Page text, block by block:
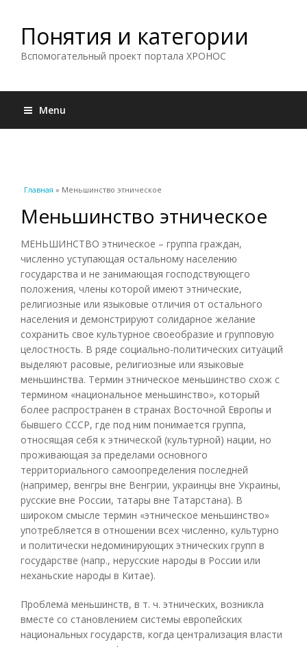
Понятия и категории
Вспомогательный проект портала ХРОНОС
Menu
Вы здесь
Главная » Меньшинство этническое
Меньшинство этническое
МЕНЬШИНСТВО этническое – группа граждан,
численно уступающая остальному населению
государства и не занимающая господствующего
положения, члены которой имеют этнические,
религиозные или языковые отличия от остального
населения и демонстрируют солидарное желание
сохранить свое культурное своеобразие и групповую
целостность. В ряде социально-политических ситуаций
выделяют расовые, религиозные или языковые
меньшинства. Термин этническое меньшинство схож с
термином «национальное меньшинство», который
более распространен в странах Восточной Европы и
бывшего СССР, где под ним понимается группа,
относящая себя к этнической (культурной) нации, но
проживающая за пределами основного
территориального самоопределения последней
(например, венгры вне Венгрии, украинцы вне Украины,
русские вне России, татары вне Татарстана). В
широком смысле термин «этническое меньшинство»
употребляется в отношении всех численно, культурно
и политически недоминирующих этнических групп в
государстве (напр., нерусские народы в России или
неханьские народы в Китае).
Проблема меньшинств, в т. ч. этнических, возникла
вместе со становлением системы европейских
национальных государств, когда централизация власти